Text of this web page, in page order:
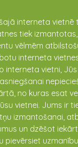
interneta vietnē
tiek
vēlmēm
interneta
interneta vietni,
no kuras esat
vietnei. Jums ir
izmantošanai,
un dzēšot
pievērsiet